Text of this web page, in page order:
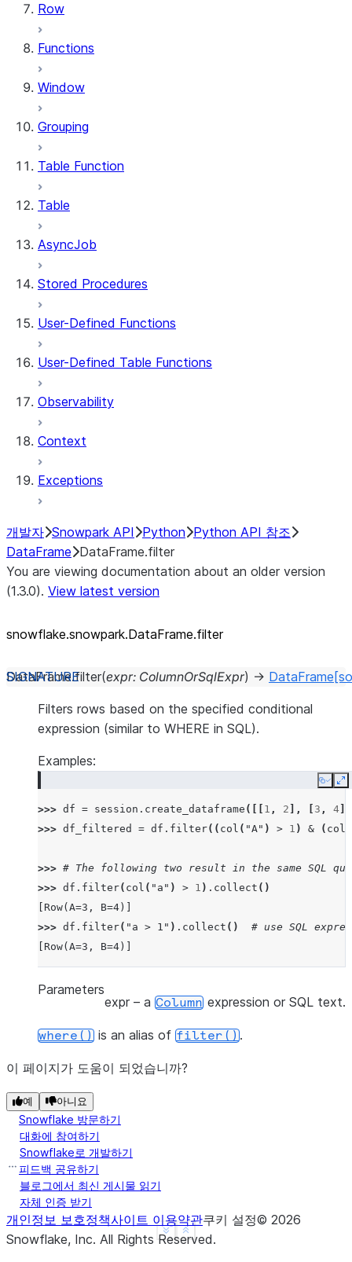
Row
Functions
Window
Grouping
Table Function
Table
AsyncJob
Stored Procedures
User-Defined Functions
User-Defined Table Functions
Observability
Context
Exceptions
개발자 Snowpark API Python Python API 참조
DataFrame DataFrame.filter
You are viewing documentation about an older version
(1.3.0). View latest version
snowflake.snowpark.DataFrame.filter
DataFrame.filter(expr: ColumnOrSqlExpr) → DataFrame
Filters rows based on the specified conditional
expression (similar to WHERE in SQL).
Examples:
Copy
>>> df = session . create_dataframe ([[ 1 , 2 ], 3 , 4
>>> df_filtered = df . filter(( col ( "A" ) > 1 ) & ( col
>>> # The following two result in the same SQL
>>> df . filter( col ( "a" ) > 1 ) . collect ()
[Row(A=3, B=4)]
>>> df . filter( "a > 1" ) . collect ()
# use SQL
[Row(A=3, B=4)]
Show less
See more
Parameters
expr – a Column expression or SQL text.
where() is an alias of filter().
이 페이지가 도움이 되었습니까?
예 아니요
Snowflake 방문하기
대화에 참여하기
Snowflake로 개발하기
피드백 공유하기
블로그에서 최신 게시물 읽기
자체 인증 받기
개인정보 보호정책사이트 이용약관쿠키 설정© 2026
Snowflake, Inc. All Rights Reserved.